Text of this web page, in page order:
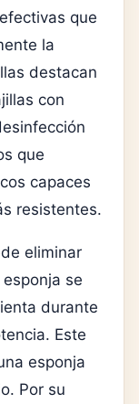
que
la
destacan
con
que
capaces
resistentes.
eliminar
se
durante
Este
esponja
Por su